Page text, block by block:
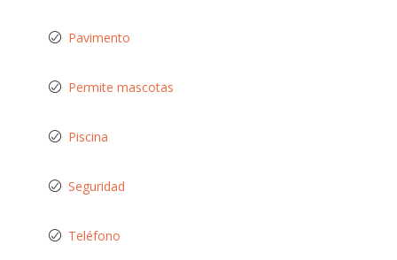
Pavimento
Permite mascotas
Piscina
Seguridad
Teléfono